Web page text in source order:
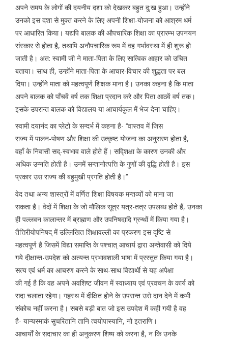
अपने समय के लोगों की दयनीय दशा को देखकर बहुत दु:ख हुआ। उन्होंने
उनको इस दशा से मुक्त करने के लिए अपनी शिक्षा-योजना को आश्रम धर्म
पर आधारित किया। यद्यपि बालक की औपचारिक शिक्षा का प्रारम्भ उपनयन
संस्कार से होता है, तथापि अनौपचारिक रूप में वह गर्भावस्था में ही शुरू हो
जाती है। अत: स्वामी जी ने माता-पिता के लिए सात्विक आहार को उचित
बताया। साथ ही, उन्होंने माता-पिता के आचार-विचार की शुद्धता पर बल
दिया। उन्होंने माता को महत्वपूर्ण शिक्षक माना है। उनका कहना है कि माता
अपने बालक को पाँचवें वर्ष तक शिक्षा प्रदान करे और पिता आठवें वर्ष तक।
इसके उपरान्त बालक को विद्यालय या आचार्यकुल में भेज देना चाहिए।
स्वामी दयानंद का प्लेटो के सन्दर्भ में कहना है- ‘‘वास्तव में जिस
राज्य में पालन-पोषण और शिक्षा की उत्कृष्ट योजना का अनुसरण होता है,
वहाँ के निवासी सद्-स्वभाव वाले होते हैं। सद्शिक्षा के कारण उनकी और
अधिक उन्नति होती है। उनमें सन्तानोत्पत्ति के गुणों की वृद्धि होती है। इस
प्रकार उस राज्य की बहुमुखी प्रगति होती है।’’
वेद तथा अन्य शास्त्रों में वर्णित शिक्षा विषयक मन्तव्यों को माना जा
सकता है। वेदों में शिक्षा के जो मौलिक सूत्र यत्र-तत्र उपलब्ध होते हैं, उनका
ही पल्लवन कालान्तर में ब्राह्मण और उपनिषदादि ग्रन्थों में किया गया है।
तैत्तिरीयोपनिषद् में उल्लिखित शिक्षावल्ली का प्रकरण इस दृष्टि से
महत्वपूर्ण है जिसमें विद्या समाप्ति के पश्चात् आचार्य द्वारा अन्तेवासी को दिये
गये दीक्षान्त-उपदेश को अत्यन्त प्रभावशाली भाषा में प्रस्तुत किया गया है।
सत्य एवं धर्म का आचरण करने के साथ-साथ विद्यार्थी से यह अपेक्षा
की गई है कि वह अपने अवशिष्ट जीवन में स्वाध्याय एवं प्रवचन के कार्य को
सदा चलाता रहेगा। गहृस्थ में दीक्षित होने के उपरान्त उसे दान देने में कभी
संकोच नहीं करना है। सबसे बड़ी बात जो इस उपदेश में कही गयी है वह
है- यान्यस्माकं सुचरितानि तानि त्वयोपास्यानि, नो इतराणि।
आचार्यों के सदाचार का ही अनुकरण शिष्य को करना है, न कि उनके